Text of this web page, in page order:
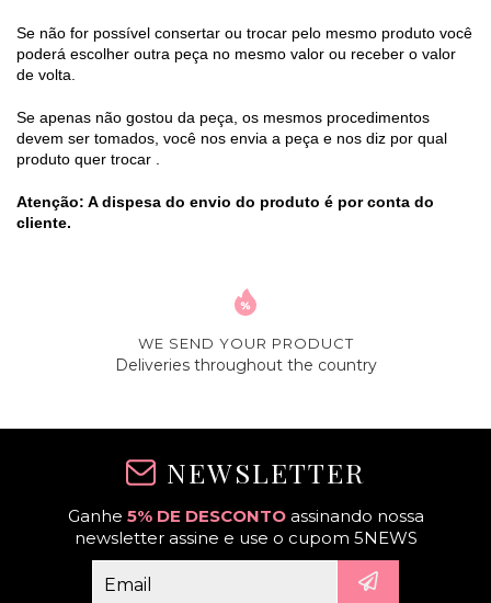
Se não for possível consertar ou trocar pelo mesmo produto você
poderá escolher outra peça no mesmo valor ou receber o valor
de volta.
Se apenas não gostou da peça, os mesmos procedimentos
devem ser tomados, você nos envia a peça e nos diz por qual
produto quer trocar .
Atenção: A dispesa do envio do produto é por conta do
cliente.
WE SEND YOUR PRODUCT
Deliveries throughout the country
NEWSLETTER
Ganhe 5% DE DESCONTOassinando nossa
newsletter assine e use o cupom 5NEWS